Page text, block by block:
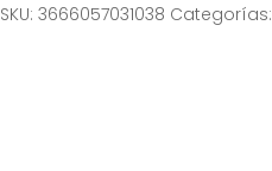
SKU: 3666057031038 Categorías: